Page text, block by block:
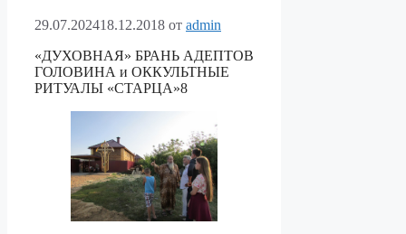
29.07.202418.12.2018 от admin
«ДУХОВНАЯ» БРАНЬ АДЕПТОВ
ГОЛОВИНА и ОККУЛЬТНЫЕ
РИТУАЛЫ «СТАРЦА»8